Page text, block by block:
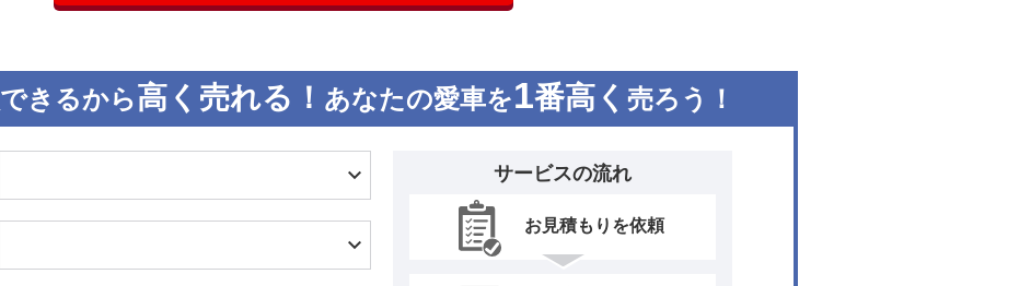
できるから高く売れる！ あなたの愛車を1番高く 売ろう！
サービスの流れ
お見積もりを依頼